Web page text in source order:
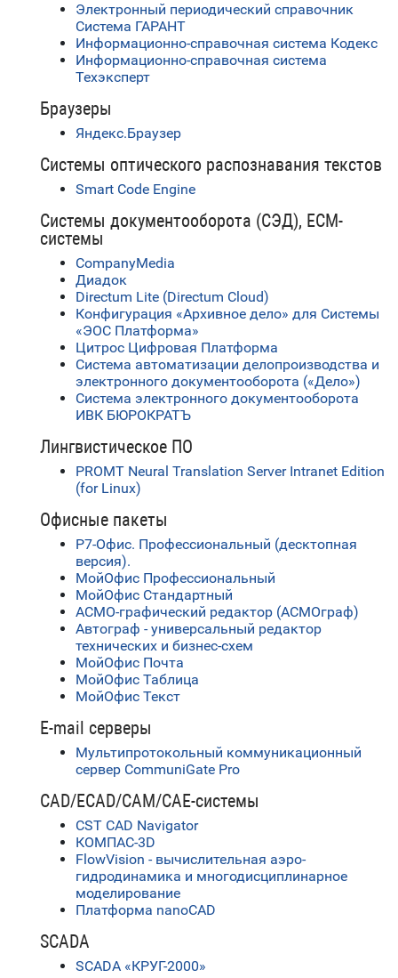
Электронный периодический справочник
Система ГАРАНТ
Информационно-справочная система Кодекс
Информационно-справочная система
Техэксперт
Браузеры
Яндекс.Браузер
Системы оптического распознавания текстов
Smart Code Engine
Системы документооборота (СЭД), ECM-
системы
CompanyMedia
Диадок
Directum Lite (Directum Cloud)
Конфигурация «Архивное дело» для Системы
«ЭОС Платформа»
Цитрос Цифровая Платформа
Система автоматизации делопроизводства и
электронного документооборота («Дело»)
Система электронного документооборота
ИВК БЮРОКРАТЪ
Лингвистическое ПО
PROMT Neural Translation Server Intranet Edition
(for Linux)
Офисные пакеты
Р7-Офис. Профессиональный (десктопная
версия).
МойОфис Профессиональный
МойОфис Стандартный
АСМО-графический редактор (АСМОграф)
Автограф - универсальный редактор
технических и бизнес-схем
МойОфис Почта
МойОфис Таблица
МойОфис Текст
E-mail серверы
Мультипротокольный коммуникационный
сервер CommuniGate Pro
CAD/ECAD/CAM/CAE-системы
CST CAD Navigator
КОМПАС-3D
FlowVision - вычислительная аэро-
гидродинамика и многодисциплинарное
моделирование
Платформа nanoCAD
SCADA
SCADA «КРУГ-2000»